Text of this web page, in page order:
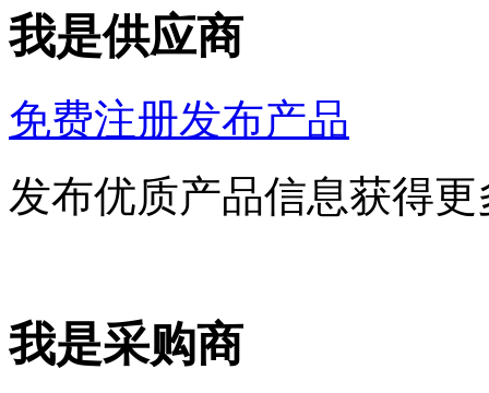
我是供应商
免费注册发布产品
发布优质产品信息获得
我是采购商